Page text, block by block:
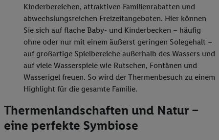
Kinderbereichen, attraktiven Familienrabatten und
abwechslungsreichen Freizeitangeboten. Hier können
Sie sich auf flache Baby- und Kinderbecken – häufig
ohne oder nur mit einem äußerst geringen Solegehalt –
auf großartige Spielbereiche außerhalb des Wassers und
auf viele Wasserspiele wie Rutschen, Fontänen und
Wasserigel freuen. So wird der Thermenbesuch zu einem
Highlight für die gesamte Familie.
Thermenlandschaften und Natur –
eine perfekte Symbiose